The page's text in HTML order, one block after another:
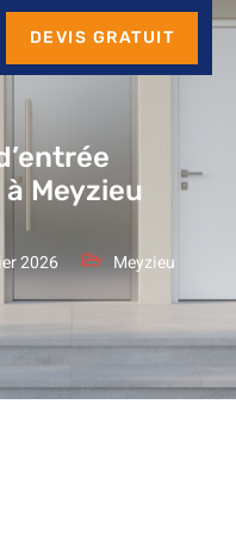
DEVIS GRATUIT
Meyzieu
2026 Meyzieu